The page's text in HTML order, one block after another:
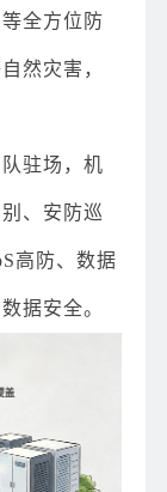
全方位防
然灾害，
驻场，机
、安防巡
高防、数据
据安全。